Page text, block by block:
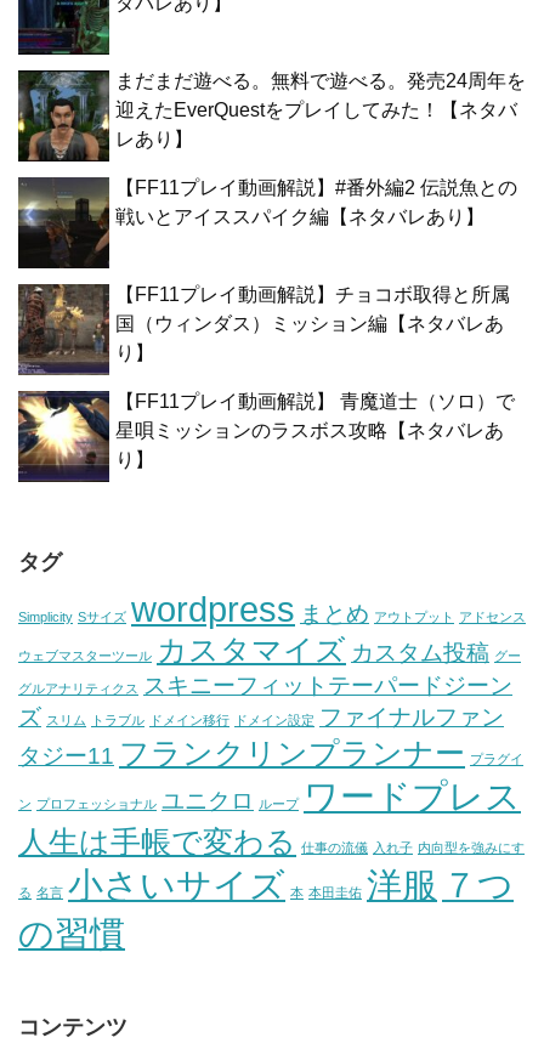
まだまだ遊べる。無料で遊べる。発売24周年を
迎えたEverQuestをプレイしてみた！【ネタバ
レあり】
【FF11プレイ動画解説】#番外編2 伝説魚との
戦いとアイススパイク編【ネタバレあり】
【FF11プレイ動画解説】チョコボ取得と所属
国（ウィンダス）ミッション編【ネタバレあ
り】
【FF11プレイ動画解説】 青魔道士（ソロ）で
星唄ミッションのラスボス攻略【ネタバレあ
り】
タグ
Simplicity Sサイズ wordpress まとめ アウトプット アドセンス
ウェブマスターツール カスタマイズ カスタム投稿 グー
グルアナリティクス
スキニーフィットテーパードジーン
ズ スリム トラブル ドメイン移行 ドメイン設定 ファイナルファン
タジー11 フランクリンプランナー プラグイ
ン プロフェッショナル ユニクロ ループ ワードプレス
人生は手帳で変わる 仕事の流儀 入れ子 内向型を強みにす
る 名言 小さいサイズ 本 本田圭佑 洋服 ７つ
の習慣
コンテンツ